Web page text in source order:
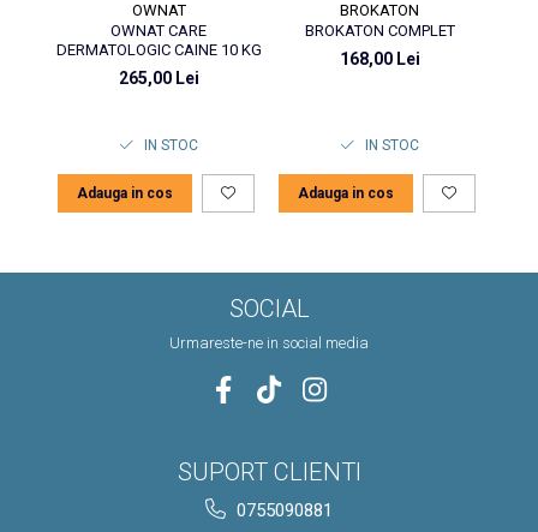
OWNAT
OWNAT CARE
DERMATOLOGIC CAINE 10 KG
265,00 Lei
IN STOC
Adauga in cos
BROKATON
BROKATON COMPLET
168,00 Lei
IN STOC
Adauga in cos
SOCIAL
Urmareste-ne in social media
SUPORT CLIENTI
0755090881